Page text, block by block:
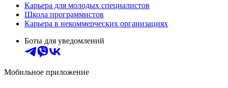
Карьера для молодых специалистов
Школа программистов
Карьера в некоммерческих организациях
Боты для уведомлений
Мобильное приложение